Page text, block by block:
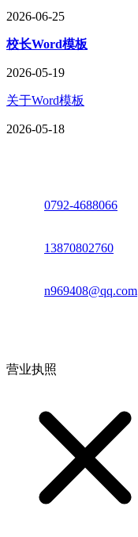
2026-06-25
校长Word模板
2026-05-19
关于Word模板
2026-05-18
0792-4688066
13870802760
n969408@qq.com
营业执照